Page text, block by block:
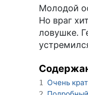
Молодой
Но враг
ловушке.
1 Очень